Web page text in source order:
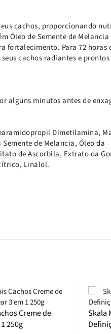
cachos, proporcionando
Óleo de Semente de Melancia
fortalecimento. Para 72 horas
cachos radiantes e prontos
alguns minutos antes de
Dimetilamina,
de Melancia, Óleo da
de Ascorbila, Extrato da
Linalol.
Creme de
250g
Skala